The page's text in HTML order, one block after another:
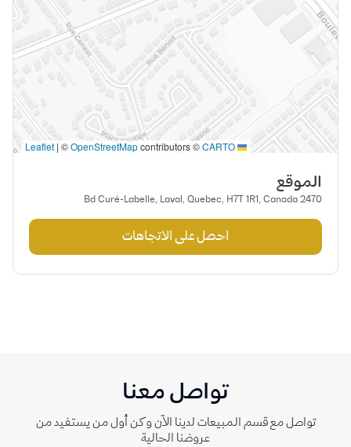
| ©OpenStreetMapcontributors ©CARTO
الموقع
2470 Bd Curé-Labelle, Laval, Quebec, H7T 1R1, Canada
احصل على الاتجاهات
تواصل معنا
تواصل مع قسم المبيعات لدينا الآن وكن أول من يستفيد من
عروضنا الحالية